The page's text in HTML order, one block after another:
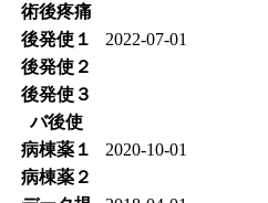
術後疼痛
後発使１
2022-07-01
後発使２
後発使３
バ後使
病棟薬１
2020-10-01
病棟薬２